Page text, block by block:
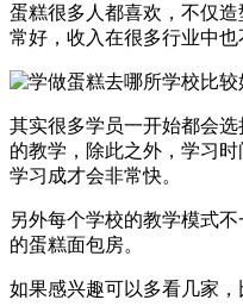
蛋糕很多人都喜欢，不仅
常好，收入在很多行业中也
其实很多学员一开始都会
的教学，除此之外，学习
学习成才会非常快。
另外每个学校的教学模式
的蛋糕面包房。
如果感兴趣可以多看几家